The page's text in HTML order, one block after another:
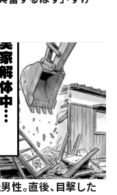
。直後、目撃した